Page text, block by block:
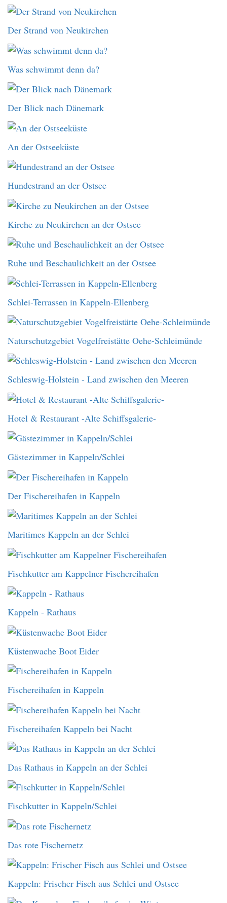
Der Strand von Neukirchen
Was schwimmt denn da?
Der Blick nach Dänemark
An der Ostseeküste
Hundestrand an der Ostsee
Kirche zu Neukirchen an der Ostsee
Ruhe und Beschaulichkeit an der Ostsee
Schlei-Terrassen in Kappeln-Ellenberg
Naturschutzgebiet Vogelfreistätte Oehe-Schleimünde
Schleswig-Holstein - Land zwischen den Meeren
Hotel & Restaurant -Alte Schiffsgalerie-
Gästezimmer in Kappeln/Schlei
Der Fischereihafen in Kappeln
Maritimes Kappeln an der Schlei
Fischkutter am Kappelner Fischereihafen
Kappeln - Rathaus
Küstenwache Boot Eider
Fischereihafen in Kappeln
Fischereihafen Kappeln bei Nacht
Das Rathaus in Kappeln an der Schlei
Fischkutter in Kappeln/Schlei
Das rote Fischernetz
Kappeln: Frischer Fisch aus Schlei und Ostsee